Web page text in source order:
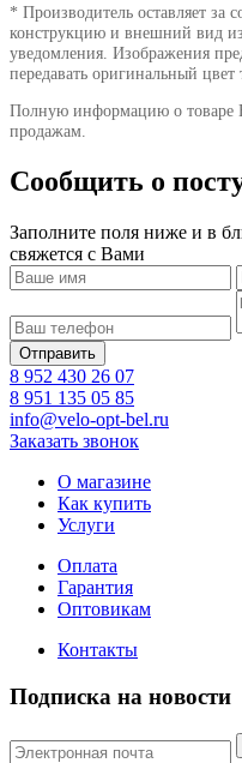
* Производитель оставляет за
конструкцию и внешний вид
уведомления. Изображения
передавать оригинальный цвет
Полную информацию о товаре
продажам.
Сообщить о
Заполните поля ниже и в
свяжется с Вами
8 952 430 26 07
8 951 135 05 85
info@velo-opt-bel.ru
Заказать звонок
О магазине
Как купить
Услуги
Оплата
Гарантия
Оптовикам
Контакты
Подписка на новости